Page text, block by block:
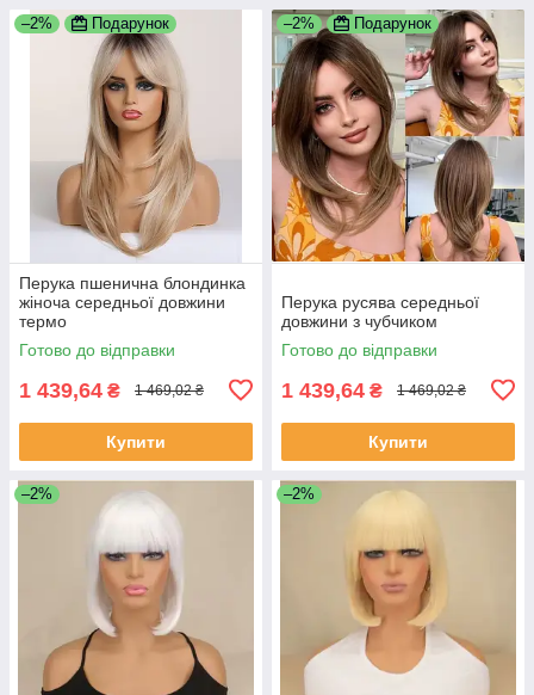
–2% Подарунок
Перука пшенична блондинка
жіноча середньої довжини
термо
Готово до відправки
1 439,64 ₴ 1 469,02 ₴
Купити
–2% Подарунок
Перука русява середньої
довжини з чубчиком
Готово до відправки
1 439,64 ₴ 1 469,02 ₴
Купити
–2% –2%